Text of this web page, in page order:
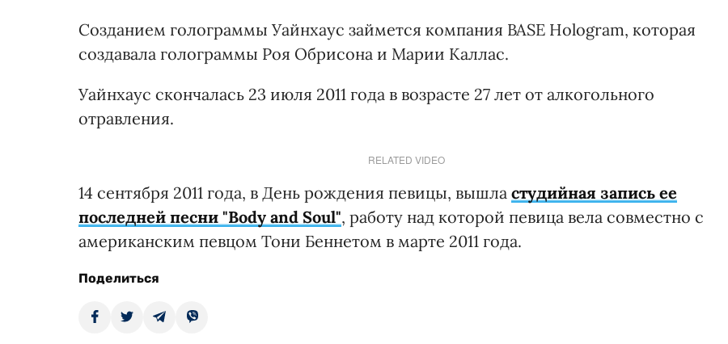
Созданием голограммы Уайнхаус займется компания BASE Hologram, которая
создавала голограммы Роя Обрисона и Марии Каллас.
Уайнхаус скончалась 23 июля 2011 года в возрасте 27 лет от алкогольного
отравления.
RELATED VIDEO
14 сентября 2011 года, в День рождения певицы, вышла студийная запись ее
последней песни "Body and Soul", работу над которой певица вела совместно с
американским певцом Тони Беннетом в марте 2011 года.
Поделиться